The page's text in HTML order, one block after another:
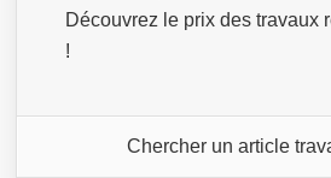
Découvrez le prix des travaux
!
Chercher un article